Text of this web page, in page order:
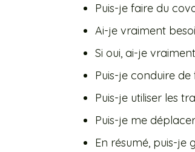
Puis-je faire du
Ai-je vraiment
Si oui, ai-je
Puis-je conduire
Puis-je utiliser les
Puis-je me
En résumé, puis-je